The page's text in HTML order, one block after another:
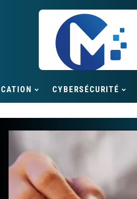
CYBERSÉCURITÉ